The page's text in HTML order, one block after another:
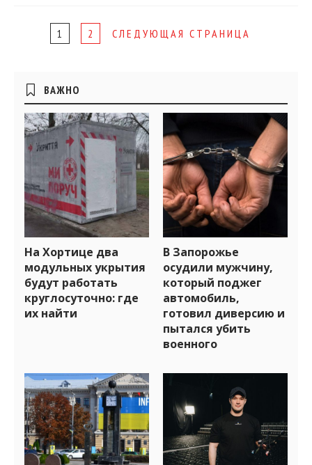
1 2 СЛЕДУЮЩАЯ СТРАНИЦА
Боковые
виджеты
ВАЖНО
На Хортице два
модульных укрытия
будут работать
круглосуточно: где
их найти
В Запорожье
осудили мужчину,
который поджег
автомобиль,
готовил диверсию и
пытался убить
военного